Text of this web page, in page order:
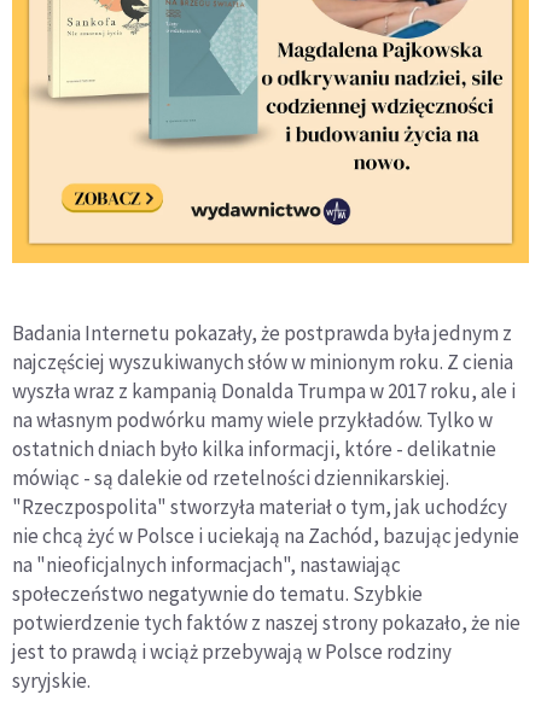
Badania Internetu pokazały, że postprawda była jednym z
najczęściej wyszukiwanych słów w minionym roku. Z cienia
wyszła wraz z kampanią Donalda Trumpa w 2017 roku, ale i
na własnym podwórku mamy wiele przykładów. Tylko w
ostatnich dniach było kilka informacji, które - delikatnie
mówiąc - są dalekie od rzetelności dziennikarskiej.
"Rzeczpospolita" stworzyła materiał o tym, jak uchodźcy
nie chcą żyć w Polsce i uciekają na Zachód, bazując jedynie
na "nieoficjalnych informacjach", nastawiając
społeczeństwo negatywnie do tematu. Szybkie
potwierdzenie tych faktów z naszej strony pokazało, że nie
jest to prawdą i wciąż przebywają w Polsce rodziny
syryjskie.